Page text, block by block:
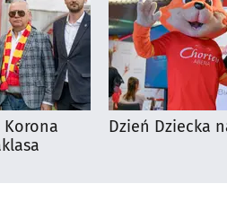
Korona
Dzień Dziecka